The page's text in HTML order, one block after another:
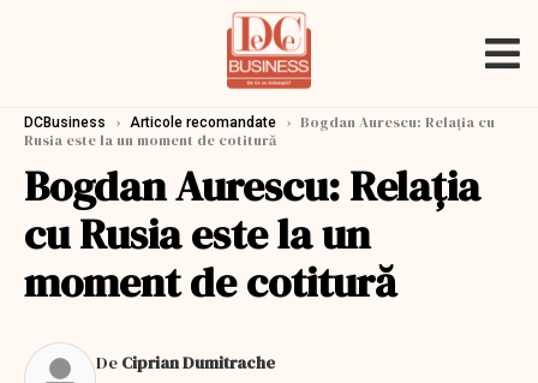
DCBusiness › Articole recomandate › Bogdan Aurescu: Relația cu
Rusia este la un moment de cotitură
Bogdan Aurescu: Relația
cu Rusia este la un
moment de cotitură
De Ciprian Dumitrache